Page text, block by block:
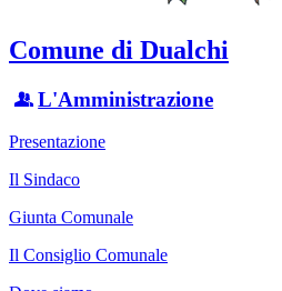
Comune di Dualchi
L'Amministrazione
Presentazione
Il Sindaco
Giunta Comunale
Il Consiglio Comunale